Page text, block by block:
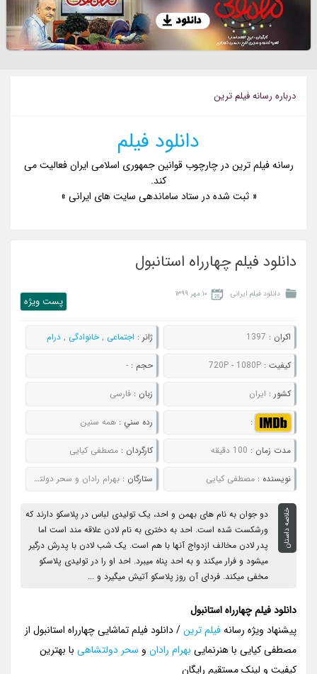
درباره رسانه فيلم ترين
دانلود فیلم
رسانه فیلم ترین در چارچوب قوانین جمهوری اسلامی ایران فعالیت می
کند.
« ثبت شده در ستاد ساماندهی سایت های ایرانی »
دانلود فیلم چهارراه استانبول
دانلود فیلم ایرانی ۱۰ مهر ۱۳۹۹
پست ويژه
اکران : 1397 ژانر : اجتماعی ,خانوادگی , درام
کيفيت :720P - 1080P حجم : -
کشور : ایران زبان : فارسی
: رده سني : همه سنین
مدت زمان : 100 دقیقه کارگردان : مصطفی کیایی
نويسنده :مصطفی کیایی ستارگان : بهرام رادان و سحر دولتشاهی
خلاصه داستان
دو جوان به نام های بهمن و احد، یک تولیدی لباس در پلاسکو دارند که
ورشکست شده است. احد به دختری به نام لادن علاقه مند است اما
پدر لادن مخالف ازدواج آنها با هم است. یک شب لادن با پدرش درگیر
میشود و فرار میکند و به احد پناه میبرد. احد او را در تولیدی پلاسکو
مخفی میکند. فردای آن روز پلاسکو آتیش میگیرد و ...
دانلود فیلم چهارراه استانبول
پیشنهاد ویژه رسانهفیلم ترین/ دانلود فیلم تماشایی چهارراه استانبول از
مصطفی کیایی با هنرنمایی بهرام رادان و سحر دولتشاهی با بهترین
کیفیت و لینک مستقیم رایگان